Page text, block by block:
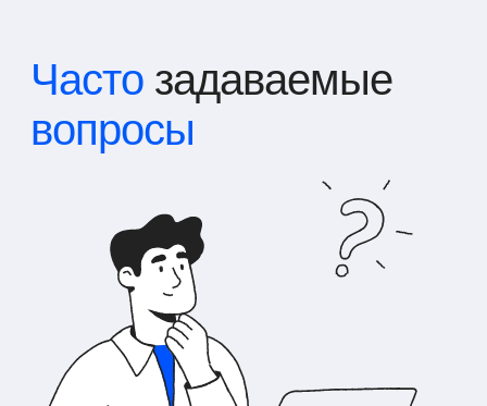
Часто задаваемые
вопросы